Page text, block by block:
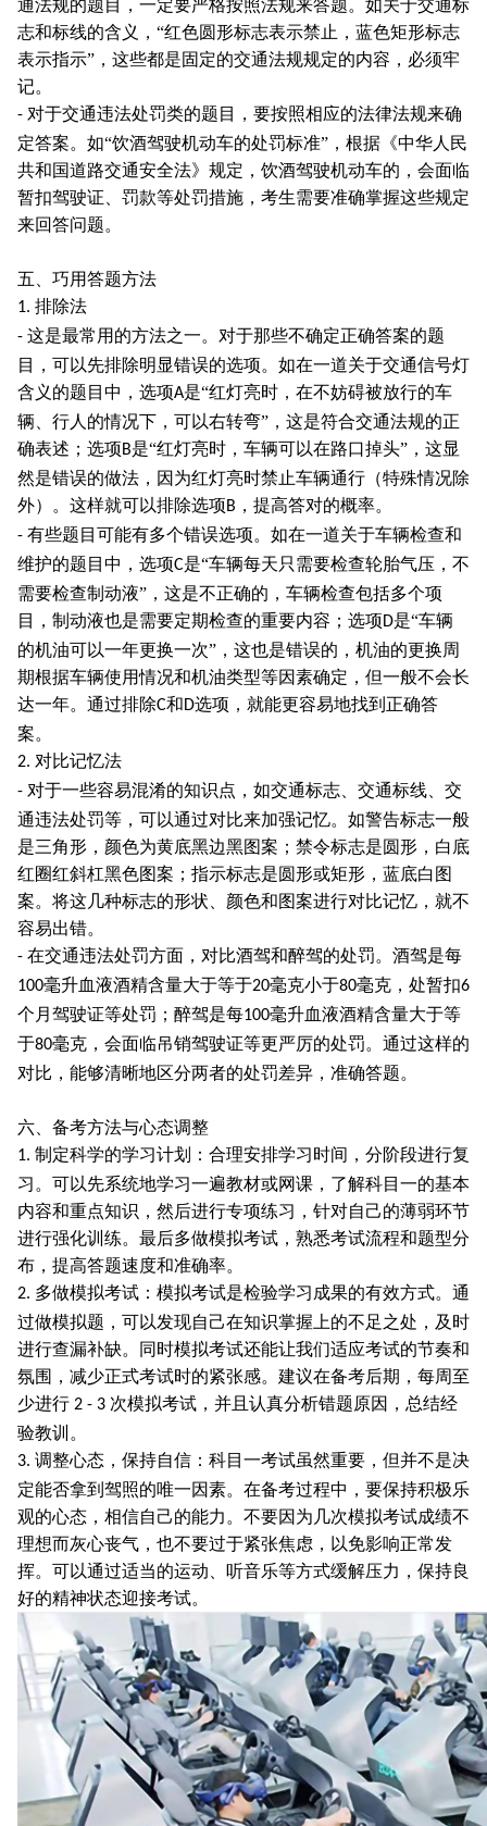
通法规的题目，一定要严格按照法规来答题。如关于交通标
志和标线的含义，“红色圆形标志表示禁止，蓝色矩形标志
表示指示”，这些都是固定的交通法规规定的内容，必须牢
记。
- 对于交通违法处罚类的题目，要按照相应的法律法规来确
定答案。如“饮酒驾驶机动车的处罚标准”，根据《中华人民
共和国道路交通安全法》规定，饮酒驾驶机动车的，会面临
暂扣驾驶证、罚款等处罚措施，考生需要准确掌握这些规定
来回答问题。
五、巧用答题方法
1. 排除法
- 这是最常用的方法之一。对于那些不确定正确答案的题
目，可以先排除明显错误的选项。如在一道关于交通信号灯
含义的题目中，选项A是“红灯亮时，在不妨碍被放行的车
辆、行人的情况下，可以右转弯”，这是符合交通法规的正
确表述；选项B是“红灯亮时，车辆可以在路口掉头”，这显
然是错误的做法，因为红灯亮时禁止车辆通行（特殊情况除
外）。这样就可以排除选项B ，提高答对的概率。
- 有些题目可能有多个错误选项。如在一道关于车辆检查和
维护的题目中，选项C是“车辆每天只需要检查轮胎气压，不
需要检查制动液”，这是不正确的，车辆检查包括多个项
目，制动液也是需要定期检查的重要内容；选项D是“车辆
的机油可以一年更换一次”，这也是错误的，机油的更换周
期根据车辆使用情况和机油类型等因素确定，但一般不会长
达一年。通过排除C和D选项，就能更容易地找到正确答
案。
2. 对比记忆法
- 对于一些容易混淆的知识点，如交通标志、交通标线、交
通违法处罚等，可以通过对比来加强记忆。如警告标志一般
是三角形，颜色为黄底黑边黑图案；禁令标志是圆形，白底
红圈红斜杠黑色图案；指示标志是圆形或矩形，蓝底白图
案。将这几种标志的形状、颜色和图案进行对比记忆，就不
容易出错。
- 在交通违法处罚方面，对比酒驾和醉驾的处罚。酒驾是每
100毫升血液酒精含量大于等于20毫克小于80毫克，处暂扣6
个月驾驶证等处罚；醉驾是每100毫升血液酒精含量大于等
于80毫克，会面临吊销驾驶证等更严厉的处罚。通过这样的
对比，能够清晰地区分两者的处罚差异，准确答题。
六、备考方法与心态调整
1. 制定科学的学习计划：合理安排学习时间，分阶段进行复
习。可以先系统地学习一遍教材或网课，了解科目一的基本
内容和重点知识，然后进行专项练习，针对自己的薄弱环节
进行强化训练。最后多做模拟考试，熟悉考试流程和题型分
布，提高答题速度和准确率。
2. 多做模拟考试：模拟考试是检验学习成果的有效方式。通
过做模拟题，可以发现自己在知识掌握上的不足之处，及时
进行查漏补缺。同时模拟考试还能让我们适应考试的节奏和
氛围，减少正式考试时的紧张感。建议在备考后期，每周至
少进行 2 - 3 次模拟考试，并且认真分析错题原因，总结经
验教训。
3. 调整心态，保持自信：科目一考试虽然重要，但并不是决
定能否拿到驾照的唯一因素。在备考过程中，要保持积极乐
观的心态，相信自己的能力。不要因为几次模拟考试成绩不
理想而灰心丧气，也不要过于紧张焦虑，以免影响正常发
挥。可以通过适当的运动、听音乐等方式缓解压力，保持良
好的精神状态迎接考试。